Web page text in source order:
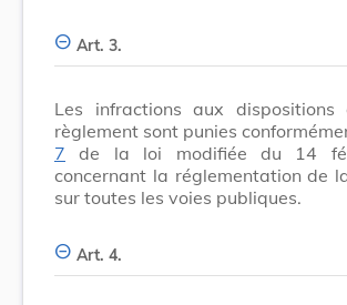
Art. 3.
Les infractions aux dispositions
règlement sont punies
7 de la loi modifiée du 14
concernant la réglementation de
sur toutes les voies publiques.
Art. 4.